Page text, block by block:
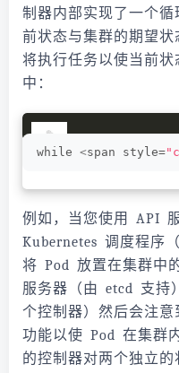
制器内部实现了一个
前状态与集群的期望
将执行任务以使当前
中：
while <span style=
例如，当您使用 API
Kubernetes 调度程序
将 Pod 放置在集群中
服务器（由 etcd 支持
个控制器）然后会注
功能以使 Pod 在集群
的控制器对两个独立